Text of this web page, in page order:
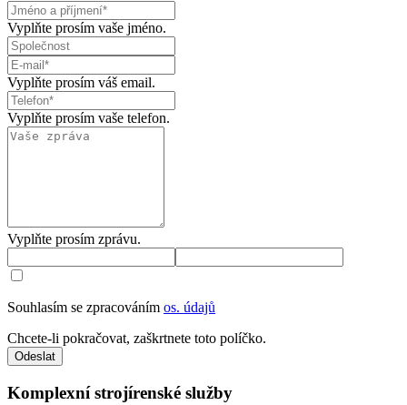
Vyplňte prosím vaše jméno.
Vyplňte prosím váš email.
Vyplňte prosím vaše telefon.
Vyplňte prosím zprávu.
Souhlasím se zpracováním os. údajů
Chcete-li pokračovat, zaškrtnete toto políčko.
Odeslat
Komplexní strojírenské služby